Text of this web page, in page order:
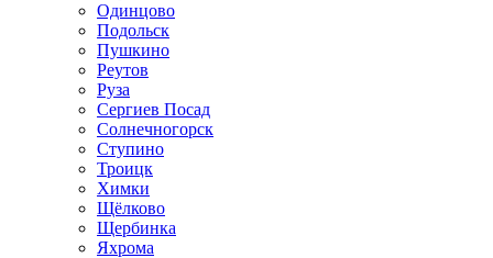
Одинцово
Подольск
Пушкино
Реутов
Руза
Сергиев Посад
Солнечногорск
Ступино
Троицк
Химки
Щёлково
Щербинка
Яхрома